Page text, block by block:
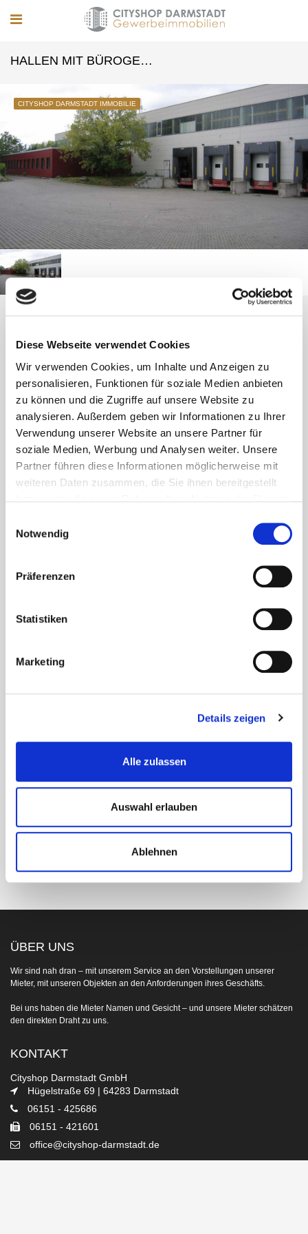
Diese Webseite verwendet Cookies
Wir verwenden Cookies, um Inhalte und Anzeigen zu
personalisieren, Funktionen für soziale Medien anbieten
zu können und die Zugriffe auf unsere Website zu
analysieren. Außerdem geben wir Informationen zu Ihrer
Verwendung unserer Website an unsere Partner für
soziale Medien, Werbung und Analysen weiter. Unsere
Partner führen diese Informationen möglicherweise mit
weiteren Daten zusammen, die Sie ihnen bereitgestellt
Notwendig
Präferenzen
Statistiken
Marketing
Details zeigen
Alle zulassen
Auswahl erlauben
Ablehnen
HALLEN MIT BÜROGEBÄUDEN IN DARMSTADT-NORD
CITYSHOP DARMSTADT IMMOBILIE
BESCHREIBUNG
ADRESSE
AUSSTATTUNGSMERKMALE
Beschreibung
Das Gewerbeobjekt befindet sich in zentraler Lage im Industriegebiet
Von der Liegenschaft aus besteht eine schnelle Anbindung an das
zum Autobahnanschluss Weiterstadt an die BAB 5 Richtung Frankfurt.
Zur Ausstattung der Hallen gehören u. a. Überladebrücken, Rolltore,
ein Boden aus Vakuum-Beton mit Hartstoff im Hallenbereich,
Teeküchen und leistungsfähige Heizungsanlagen. Der Grundriss der
Büroräume lässt sich flexibel an die Bedürfnisse des Mieters
Cityshop Darmstadt GmbH
ÜBER UNS
Wir sind nah dran ‒ mit unserem Service an den Vorstellungen unserer
Mieter, mit unseren Objekten an den Anforderungen ihres Geschäfts.
Bei uns haben die Mieter Namen und Gesicht ‒ und unsere Mieter schätzen
den direkten Draht zu uns.
KONTAKT
Cityshop Darmstadt GmbH
Hügelstraße 69 | 64283 Darmstadt
06151 - 425686
06151 - 421601
office@cityshop-darmstadt.de